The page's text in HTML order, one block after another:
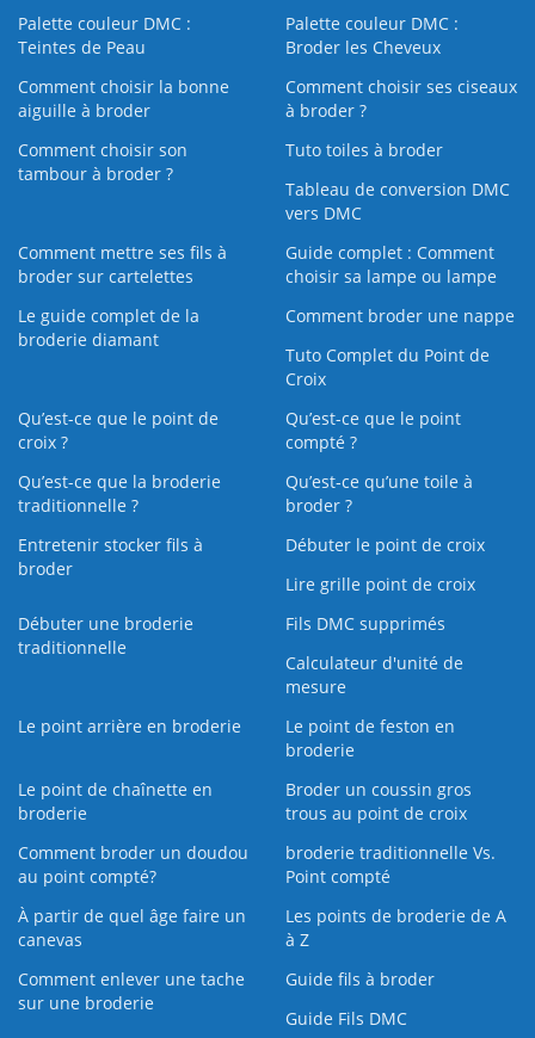
Palette couleur DMC :
Teintes de Peau
Palette couleur DMC :
Broder les Cheveux
Comment choisir la bonne
aiguille à broder
Comment choisir ses ciseaux
à broder ?
Comment choisir son
tambour à broder ?
Tuto toiles à broder
Tableau de conversion DMC
vers DMC
Comment mettre ses fils à
broder sur cartelettes
Guide complet : Comment
choisir sa lampe ou lampe
Le guide complet de la
broderie diamant
Comment broder une nappe
Tuto Complet du Point de
Croix
Qu’est-ce que le point de
croix ?
Qu’est-ce que le point
compté ?
Qu’est-ce que la broderie
traditionnelle ?
Qu’est‑ce qu’une toile à
broder ?
Entretenir stocker fils à
broder
Débuter le point de croix
Lire grille point de croix
Débuter une broderie
traditionnelle
Fils DMC supprimés
Calculateur d'unité de
mesure
Le point arrière en broderie
Le point de feston en
broderie
Le point de chaînette en
broderie
Broder un coussin gros
trous au point de croix
Comment broder un doudou
au point compté?
broderie traditionnelle Vs.
Point compté
À partir de quel âge faire un
canevas
Les points de broderie de A
à Z
Comment enlever une tache
sur une broderie
Guide fils à broder
Guide Fils DMC